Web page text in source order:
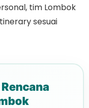
tim Lombok
sesuai